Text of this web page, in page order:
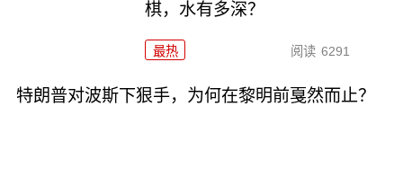
棋，水有多深？
最热 阅读 6291
特朗普对波斯下狠手，为何在黎明前戛然而止？